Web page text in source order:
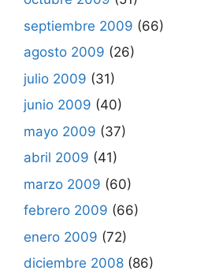
septiembre 2009 (66)
agosto 2009 (26)
julio 2009 (31)
junio 2009 (40)
mayo 2009 (37)
abril 2009 (41)
marzo 2009 (60)
febrero 2009 (66)
enero 2009 (72)
diciembre 2008 (86)